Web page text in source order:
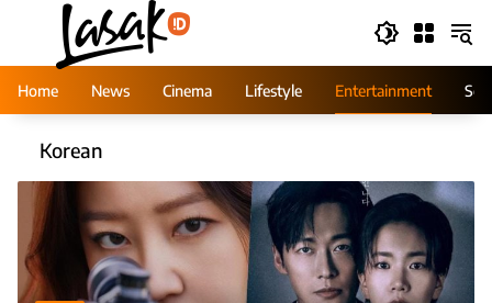
Home
News Cinema Lifestyle Entertainment
Korean